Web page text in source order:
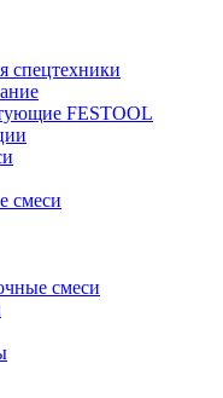
спецтехники
FESTOOL
смеси
смеси